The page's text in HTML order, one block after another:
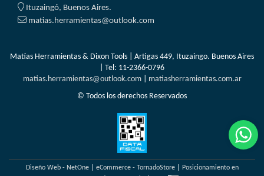
Ituzaingó, Buenos Aires.
matias.herramientas@outlook.com
Matías Herramientas & Dixon Tools | Artigas 449, Ituzaingo. Buenos Aires
| Tel: 11-2366-0796
matias.herramientas@outlook.com| matiasherramientas.com.ar
© Todos los derechos Reservados
Diseño Web - NetOne| eCommerce - TornadoStore|
Posicionamiento en